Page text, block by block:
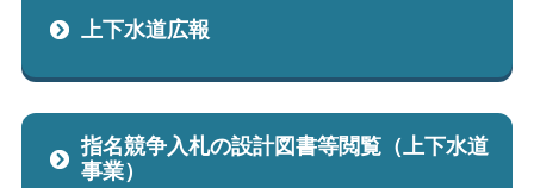
上下水道広報
指名競争入札の設計図書等閲覧（上下水道
事業）